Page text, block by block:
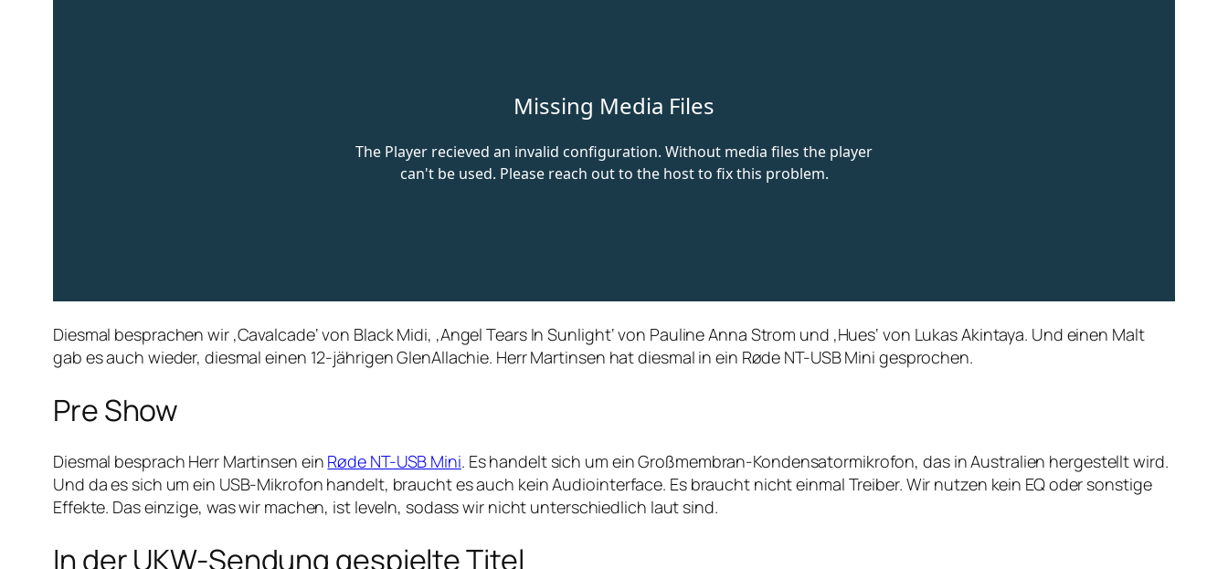
Diesmal besprachen wir ‚Cavalcade‘ von Black Midi, ‚Angel Tears In Sunlight‘ von Pauline Anna Strom und ‚Hues‘ von Lukas Akintaya. Und einen Malt
gab es auch wieder, diesmal einen 12-jährigen GlenAllachie. Herr Martinsen hat diesmal in ein Røde NT-USB Mini gesprochen.
Pre Show
Diesmal besprach Herr Martinsen ein Røde NT-USB Mini. Es handelt sich um ein Großmembran-Kondensatormikrofon, das in Australien hergestellt wird.
Und da es sich um ein USB-Mikrofon handelt, braucht es auch kein Audiointerface. Es braucht nicht einmal Treiber. Wir nutzen kein EQ oder sonstige
Effekte. Das einzige, was wir machen, ist leveln, sodass wir nicht unterschiedlich laut sind.
In der UKW-Sendung gespielte Titel